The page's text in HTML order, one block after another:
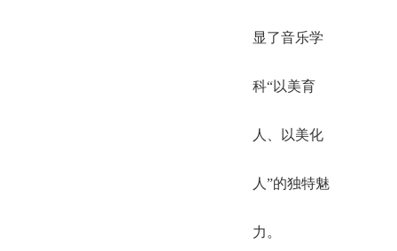
显了音乐学
科“以美育
人、以美化
人”的独特魅
力。